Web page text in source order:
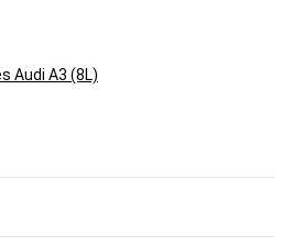
Audi A3 (8L)